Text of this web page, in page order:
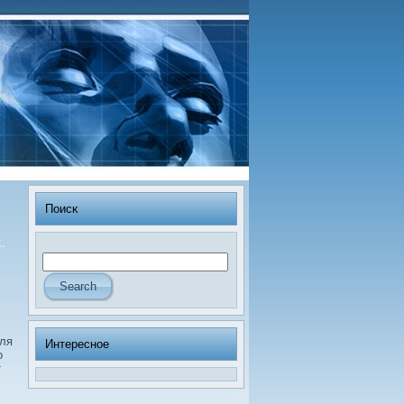
Поисκ
Интересное